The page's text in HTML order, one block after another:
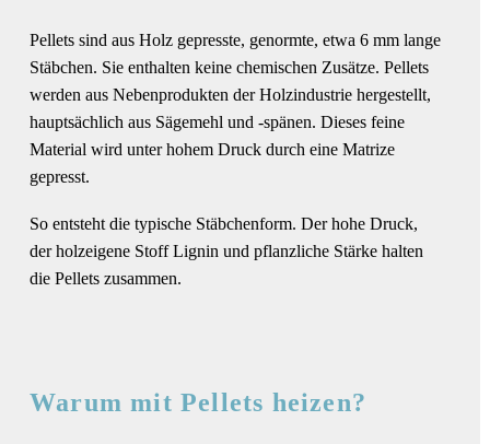
Pellets sind aus Holz gepresste, genormte, etwa 6 mm lange
Stäbchen. Sie enthalten keine chemischen Zusätze. Pellets
werden aus Nebenprodukten der Holzindustrie hergestellt,
hauptsächlich aus Sägemehl und -spänen. Dieses feine
Material wird unter hohem Druck durch eine Matrize
gepresst.
So entsteht die typische Stäbchenform. Der hohe Druck,
der holzeigene Stoff Lignin und pflanzliche Stärke halten
die Pellets zusammen.
Warum mit Pellets heizen?